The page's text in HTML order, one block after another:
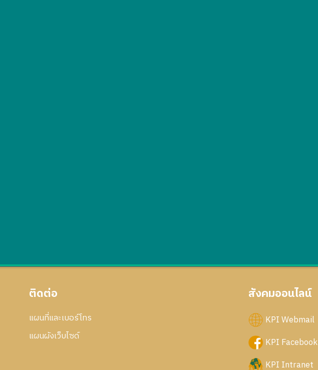
ติดต่อ
แผนที่และเบอร์โทร
แผนผังเว็บไซด์
สังคมออนไลน์
KPI Webmail
KPI Facebook
KPI Intranet